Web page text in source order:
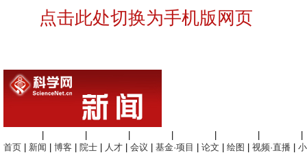
点击此处切换为手机版网页
首页
新闻 博客 院士 人才 会议 基金·项目 论文 绘图 视频·直播